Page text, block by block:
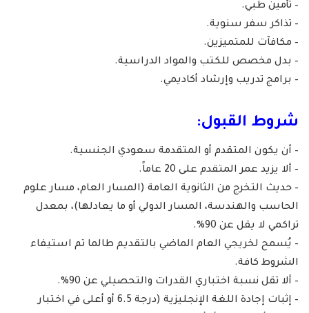
– تأمين طبي.
– تذاكر سفر سنوية.
– مكافآت للمتميزين.
– بدل مخصص للكتب والمواد الدراسية.
– برامج تدريب وإرشاد أكاديمي.
شروط القبول:
– أن يكون المتقدم أو المتقدمة سعودي الجنسية.
– ألا يزيد عمر المتقدم على 20 عاماً.
– حديث التخرج من الثانوية العامة (المسار العام، مسار علوم
الحاسب والهندسة، المسار الدولي أو ما يعادلها)، بمعدل
تراكمي لا يقل عن 90%.
– يُسمح لخريجي العام الماضي بالتقديم طالما تم استيفاء
الشروط كافة.
– ألا تقل نسبة اختباري القدرات والتحصيلي عن 90%.
– إثبات إجادة اللغة الإنجليزية (درجة 6.5 أو أعلى في اختبار